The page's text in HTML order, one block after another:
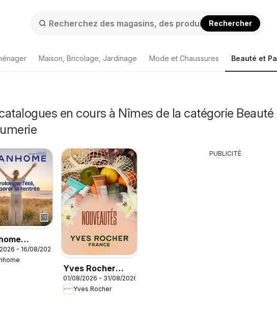
Rechercher
Maison, Bricolage, Jardinage Mode et Chaussures Beauté et
en cours à Nîmes de la catégorie Beauté
- 16/08/2026
Yves Rocher
catalogue
01/08/2026 - 31/08/2026
Yves Rocher
PUBLICITÉ